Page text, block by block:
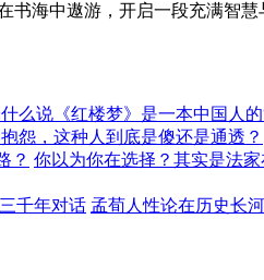
书海中遨游，开启一段充满智慧
么说《红楼梦》是一本中国人的
怨，这种人到底是傻还是通透？
？ 你以为你在选择？其实是法
千年对话 孟荀人性论在历史长